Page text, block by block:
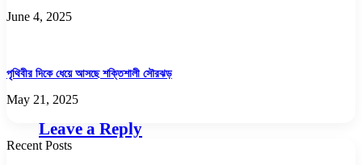
June 4, 2025
পৃথিবীর দিকে ধেয়ে আসছে শক্তিশালী সৌরঝড়
May 21, 2025
Leave a Reply
Recent Posts